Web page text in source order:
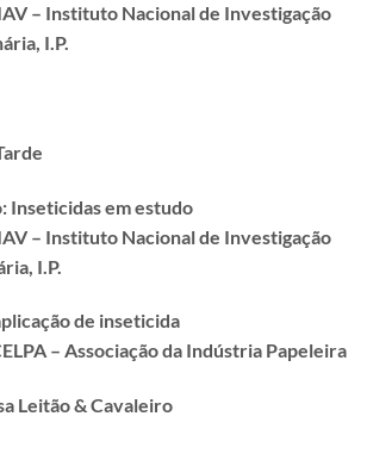
– Instituto Nacional de Investigação
I.P.
Inseticidas em estudo
– Instituto Nacional de Investigação
I.P.
de inseticida
– Associação da Indústria Papeleira
Leitão & Cavaleiro